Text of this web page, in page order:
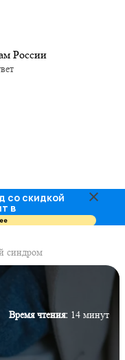
России
синдром
Время чтения: 14 минут
со скидкой
в